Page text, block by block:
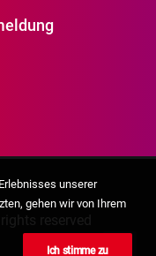
reserved
unserer
gehen wir von Ihrem
Ich stimme zu